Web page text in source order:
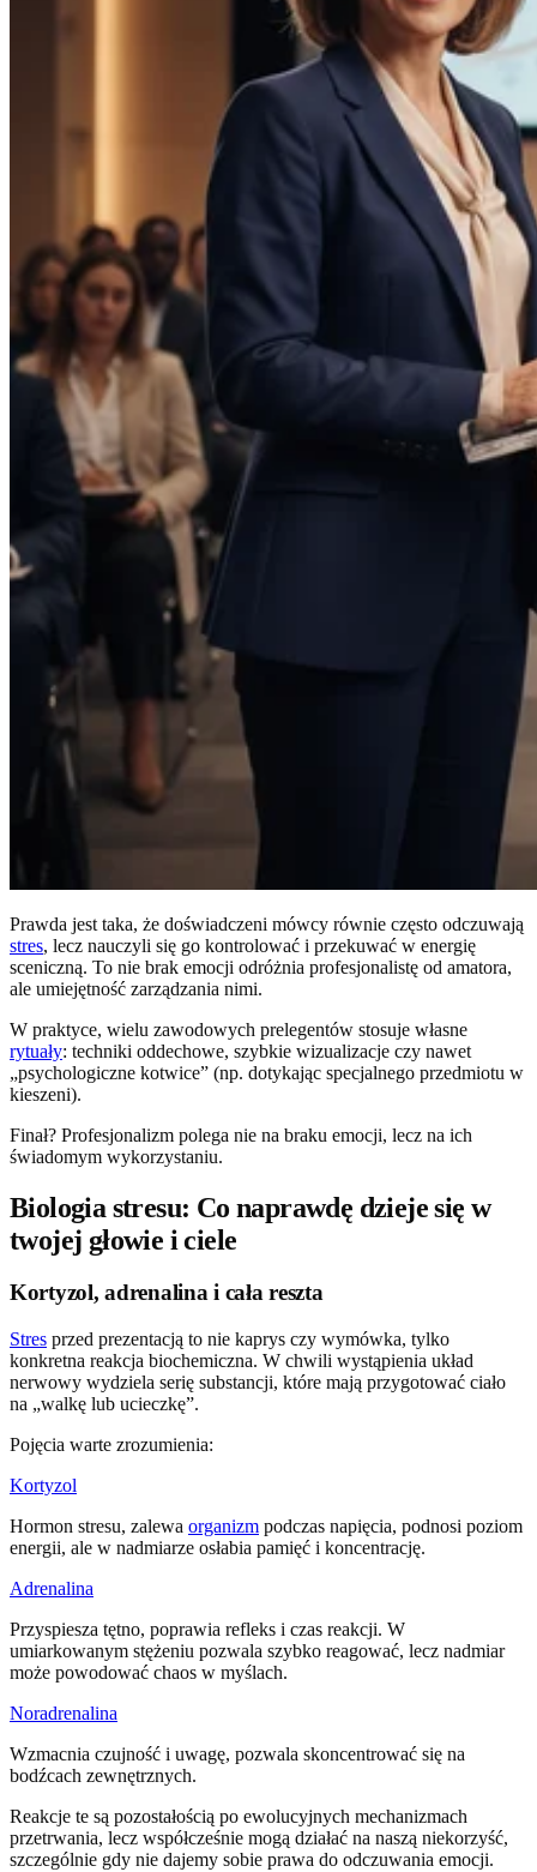
Prawda jest taka, że doświadczeni mówcy równie często odczuwają
stres, lecz nauczyli się go kontrolować i przekuwać w energię
sceniczną. To nie brak emocji odróżnia profesjonalistę od amatora,
ale umiejętność zarządzania nimi.
W praktyce, wielu zawodowych prelegentów stosuje własne
rytuały: techniki oddechowe, szybkie wizualizacje czy nawet
„psychologiczne kotwice” (np. dotykając specjalnego przedmiotu w
kieszeni).
Finał? Profesjonalizm polega nie na braku emocji, lecz na ich
świadomym wykorzystaniu.
Biologia stresu: Co naprawdę dzieje się w
twojej głowie i ciele
Kortyzol, adrenalina i cała reszta
Stres przed prezentacją to nie kaprys czy wymówka, tylko
konkretna reakcja biochemiczna. W chwili wystąpienia układ
nerwowy wydziela serię substancji, które mają przygotować ciało
na „walkę lub ucieczkę”.
Pojęcia warte zrozumienia:
Kortyzol
Hormon stresu, zalewa organizm podczas napięcia, podnosi poziom
energii, ale w nadmiarze osłabia pamięć i koncentrację.
Adrenalina
Przyspiesza tętno, poprawia refleks i czas reakcji. W
umiarkowanym stężeniu pozwala szybko reagować, lecz nadmiar
może powodować chaos w myślach.
Noradrenalina
Wzmacnia czujność i uwagę, pozwala skoncentrować się na
bodźcach zewnętrznych.
Reakcje te są pozostałością po ewolucyjnych mechanizmach
przetrwania, lecz współcześnie mogą działać na naszą niekorzyść,
szczególnie gdy nie dajemy sobie prawa do odczuwania emocji.